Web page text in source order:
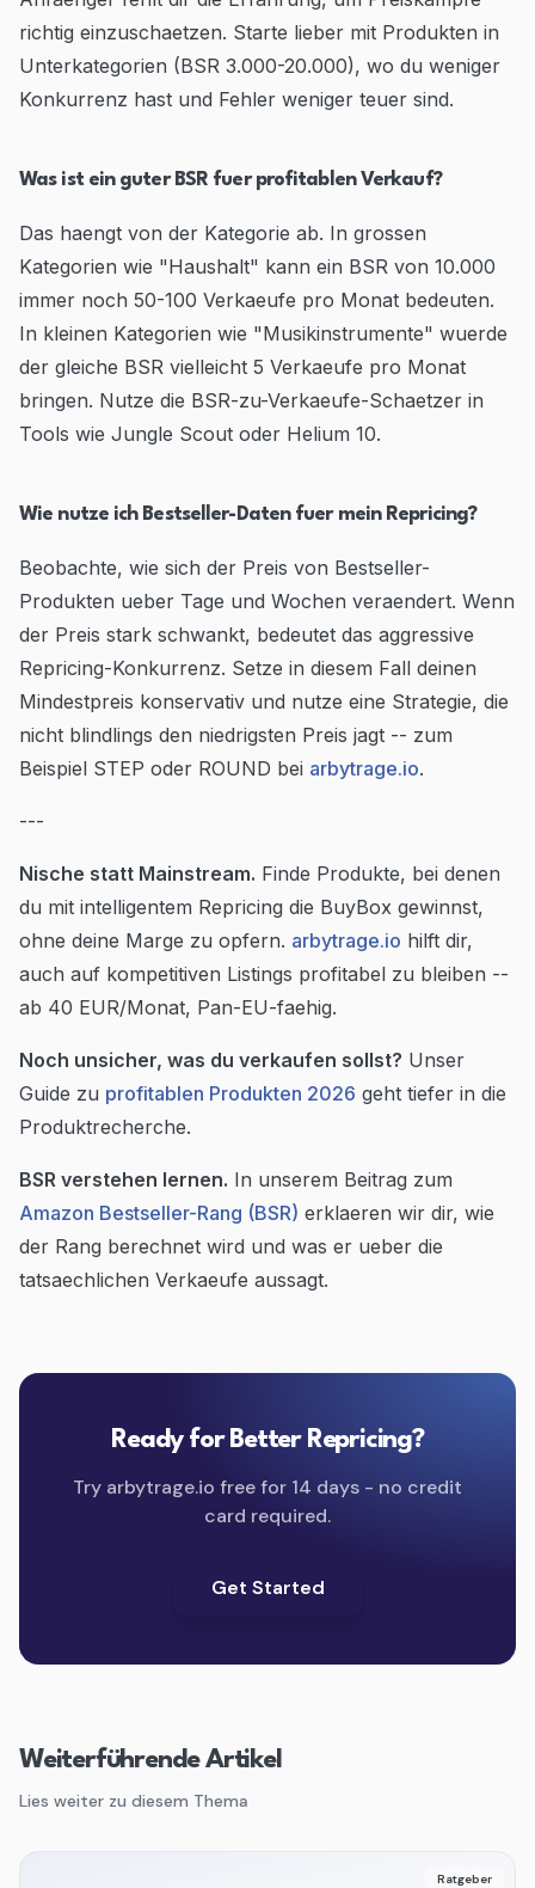
richtig einzuschaetzen. Starte lieber mit Produkten in
Unterkategorien (BSR 3.000-20.000), wo du weniger
Konkurrenz hast und Fehler weniger teuer sind.
Was ist ein guter BSR fuer profitablen Verkauf?
Das haengt von der Kategorie ab. In grossen
Kategorien wie "Haushalt" kann ein BSR von 10.000
immer noch 50-100 Verkaeufe pro Monat bedeuten.
In kleinen Kategorien wie "Musikinstrumente" wuerde
der gleiche BSR vielleicht 5 Verkaeufe pro Monat
bringen. Nutze die BSR-zu-Verkaeufe-Schaetzer in
Tools wie Jungle Scout oder Helium 10.
Wie nutze ich Bestseller-Daten fuer mein Repricing?
Beobachte, wie sich der Preis von Bestseller-
Produkten ueber Tage und Wochen veraendert. Wenn
der Preis stark schwankt, bedeutet das aggressive
Repricing-Konkurrenz. Setze in diesem Fall deinen
Mindestpreis konservativ und nutze eine Strategie, die
nicht blindlings den niedrigsten Preis jagt -- zum
Beispiel STEP oder ROUND bei arbytrage.io.
---
Nische statt Mainstream. Finde Produkte, bei denen
du mit intelligentem Repricing die BuyBox gewinnst,
ohne deine Marge zu opfern. arbytrage.io hilft dir,
auch auf kompetitiven Listings profitabel zu bleiben --
ab 40 EUR/Monat, Pan-EU-faehig.
Noch unsicher, was du verkaufen sollst? Unser
Guide zu profitablen Produkten 2026 geht tiefer in die
Produktrecherche.
BSR verstehen lernen. In unserem Beitrag zum
Amazon Bestseller-Rang (BSR) erklaeren wir dir, wie
der Rang berechnet wird und was er ueber die
tatsaechlichen Verkaeufe aussagt.
Ready for Better Repricing?
Try arbytrage.io free for 14 days - no credit
card required.
Get Started
Weiterführende Artikel
Lies weiter zu diesem Thema
Ratgeber